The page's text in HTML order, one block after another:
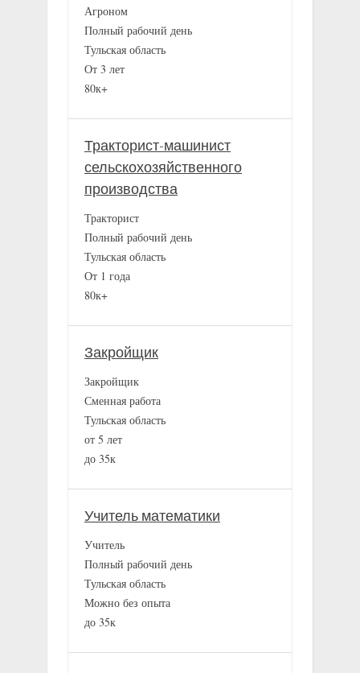
Агроном
Полный рабочий день
Тульская область
От 3 лет
80к+
Тракторист-машинист
сельскохозяйственного
производства
Тракторист
Полный рабочий день
Тульская область
От 1 года
80к+
Закройщик
Закройщик
Сменная работа
Тульская область
от 5 лет
до 35к
Учитель математики
Учитель
Полный рабочий день
Тульская область
Можно без опыта
до 35к